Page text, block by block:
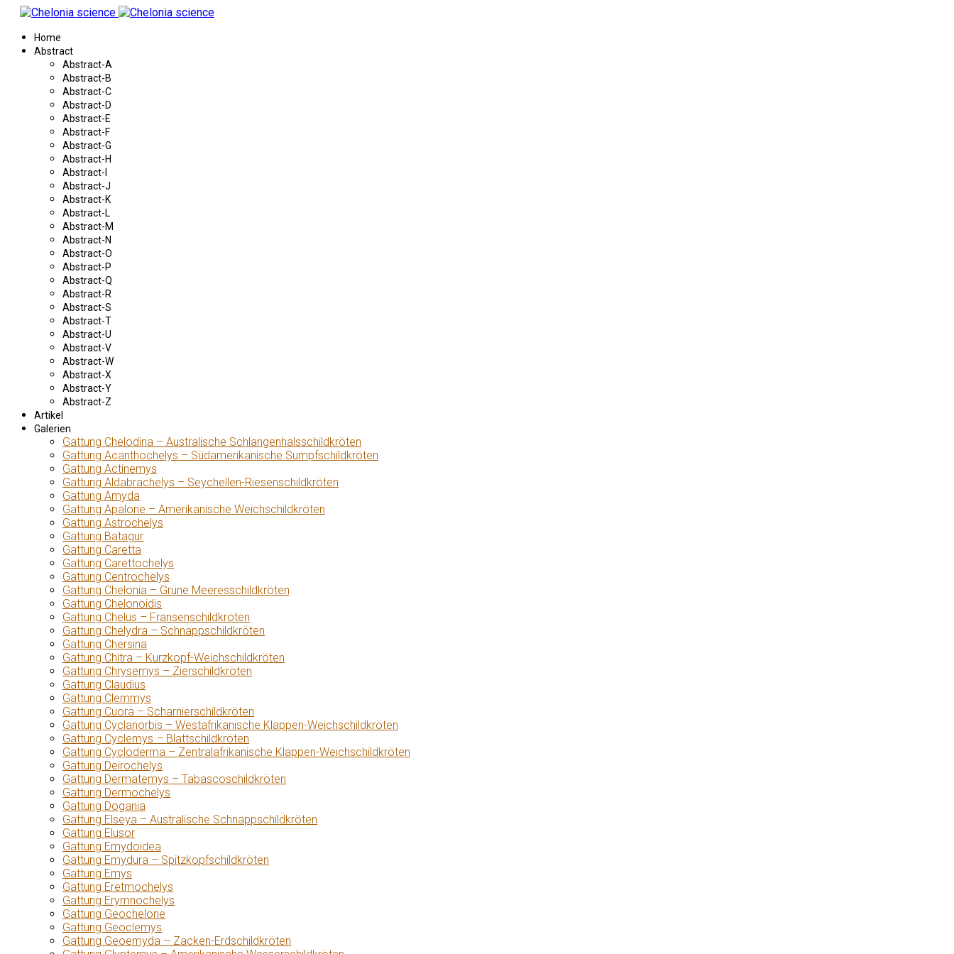
Home
Abstract
Abstract-A
Abstract-B
Abstract-C
Abstract-D
Abstract-E
Abstract-F
Abstract-G
Abstract-H
Abstract-I
Abstract-J
Abstract-K
Abstract-L
Abstract-M
Abstract-N
Abstract-O
Abstract-P
Abstract-Q
Abstract-R
Abstract-S
Abstract-T
Abstract-U
Abstract-V
Abstract-W
Abstract-X
Abstract-Y
Abstract-Z
Artikel
Galerien
Gattung Chelodina – Australische Schlangenhalsschildkröten
Gattung Acanthochelys – Südamerikanische Sumpfschildkröten
Gattung Actinemys
Gattung Aldabrachelys – Seychellen-Riesenschildkröten
Gattung Amyda
Gattung Apalone – Amerikanische Weichschildkröten
Gattung Astrochelys
Gattung Batagur
Gattung Caretta
Gattung Carettochelys
Gattung Centrochelys
Gattung Chelonia – Grüne Meeresschildkröten
Gattung Chelonoidis
Gattung Chelus – Fransenschildkröten
Gattung Chelydra – Schnappschildkröten
Gattung Chersina
Gattung Chitra – Kurzkopf-Weichschildkröten
Gattung Chrysemys – Zierschildkröten
Gattung Claudius
Gattung Clemmys
Gattung Cuora – Scharnierschildkröten
Gattung Cyclanorbis – Westafrikanische Klappen-Weichschildkröten
Gattung Cyclemys – Blattschildkröten
Gattung Cycloderma – Zentralafrikanische Klappen-Weichschildkröten
Gattung Deirochelys
Gattung Dermatemys – Tabascoschildkröten
Gattung Dermochelys
Gattung Dogania
Gattung Elseya – Australische Schnappschildkröten
Gattung Elusor
Gattung Emydoidea
Gattung Emydura – Spitzkopfschildkröten
Gattung Emys
Gattung Eretmochelys
Gattung Erymnochelys
Gattung Geochelone
Gattung Geoclemys
Gattung Geoemyda – Zacken-Erdschildkröten